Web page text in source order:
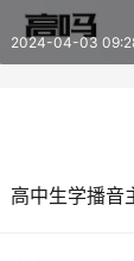
2024-04-03
高中生学播音